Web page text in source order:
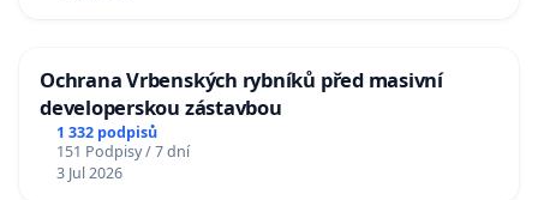
Ochrana Vrbenských rybníků před masivní
developerskou zástavbou
1 332 podpisů
151 Podpisy / 7 dní
3 Jul 2026